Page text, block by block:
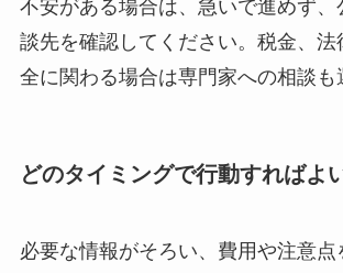
不安がある場合は、急いで進めず、
談先を確認してください。税金、法
全に関わる場合は専門家への相談も
どのタイミングで行動すればよ
必要な情報がそろい、費用や注意点